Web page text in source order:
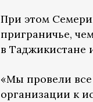
При этом
приграничье,
в Таджикистане
«Мы провели все
организации к